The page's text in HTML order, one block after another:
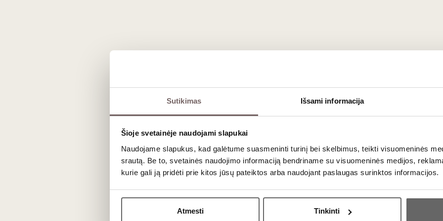
Sutikimas Išsami informacija
Šioje svetainėje naudojami slapukai
Naudojame slapukus, kad galėtume suasmeninti turinį bei skelbimus, teikti visuomeninės
srautą. Be to, svetainės naudojimo informaciją bendriname su visuomeninės medijos,
kurie gali ją pridėti prie kitos jūsų pateiktos arba naudojant paslaugas surinktos informacijos.
Atmesti Tinkinti
Prekės išvaizda gali skirtis nuo matomos nuotraukoje.
Aprašymas
Rudi Rüttger Sauvignon Blanc Tutti Frutti Trocken 2024- žaismingas, bet preciziškas baltasis
vynui suteikia jaunatviškumo, gaivumo ir neįpareigojančio elegantiškumo.
Ar jums yra 20 metų?